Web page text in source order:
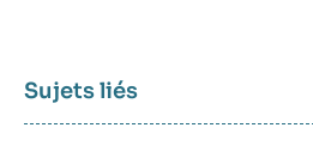
Sujets liés